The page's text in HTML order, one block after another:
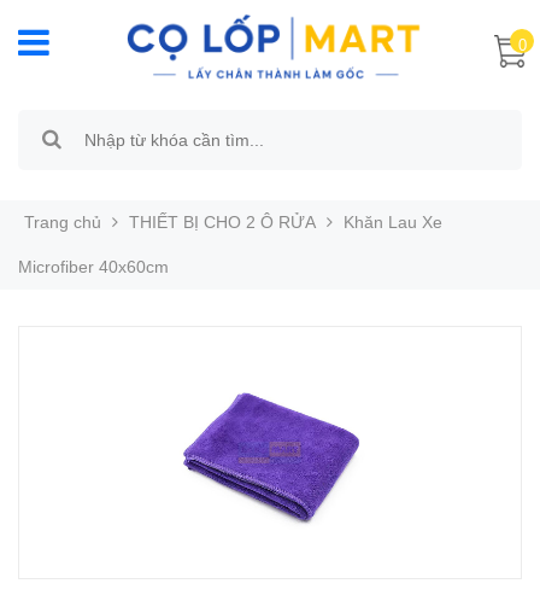
0
Trang chủ THIẾT BỊ CHO 2 Ô RỬA Khăn Lau Xe
Microfiber 40x60cm